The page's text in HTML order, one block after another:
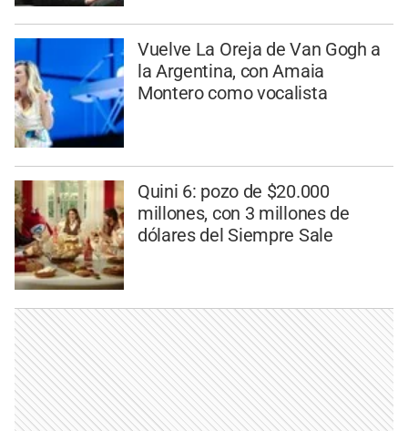
Vuelve La Oreja de Van Gogh a
la Argentina, con Amaia
Montero como vocalista
Quini 6: pozo de $20.000
millones, con 3 millones de
dólares del Siempre Sale